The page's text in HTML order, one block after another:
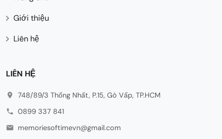
Giới thiệu
Liên hệ
LIÊN HỆ
748/89/3 Thống Nhất, P.15, Gò Vấp, TP.HCM
0899 337 841
memoriesoftimevn@gmail.com